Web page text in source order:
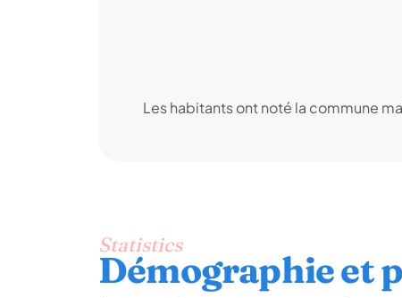
Les habitants ont noté la commune
Statistics
Démographie et